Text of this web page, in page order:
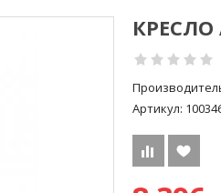
КРЕСЛО
Артикул: